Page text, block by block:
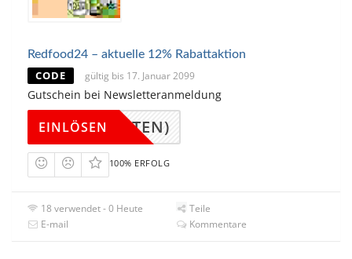
Redfood24 – aktuelle 12% Rabattaktion
CODE gültig bis 17. Januar 2099
Gutschein bei Newsletteranmeldung
(UNTEN)
EINLÖSEN
100% ERFOLG
18 verwendet - 0 Heute
Teile
E-mail
Kommentare